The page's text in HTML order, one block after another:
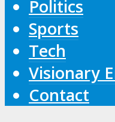
Politics
Sports
Tech
Visionary
Contact